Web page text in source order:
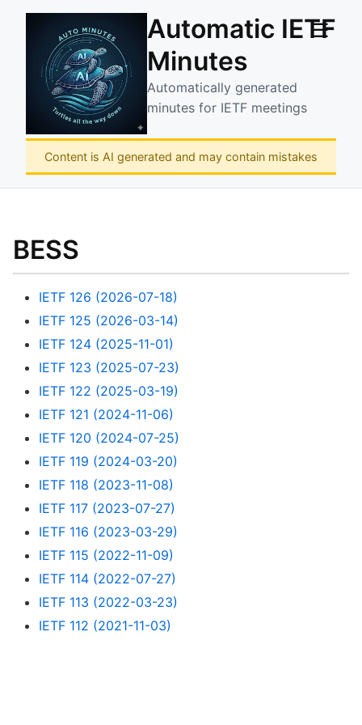
Automatic IETF
Minutes
Automatically generated
minutes for IETF meetings
☰
Content is AI generated and may contain mistakes
BESS
IETF 126 (2026-07-18)
IETF 125 (2026-03-14)
IETF 124 (2025-11-01)
IETF 123 (2025-07-23)
IETF 122 (2025-03-19)
IETF 121 (2024-11-06)
IETF 120 (2024-07-25)
IETF 119 (2024-03-20)
IETF 118 (2023-11-08)
IETF 117 (2023-07-27)
IETF 116 (2023-03-29)
IETF 115 (2022-11-09)
IETF 114 (2022-07-27)
IETF 113 (2022-03-23)
IETF 112 (2021-11-03)